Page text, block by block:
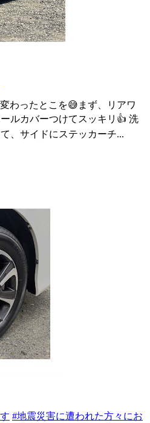
わったとこを😅まず、リアワ
ルカバーつけてスッキリ👍 洗
、サイドにステッカーチ...
#地震災害に遭われた方々にお